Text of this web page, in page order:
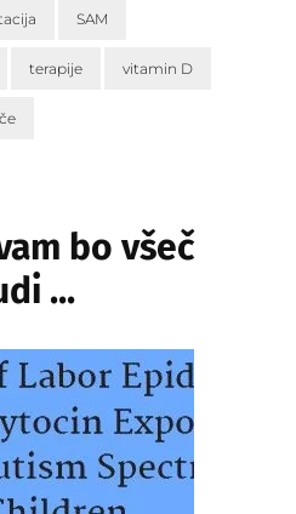
SAM
terapije vitamin D
bo všeč
...